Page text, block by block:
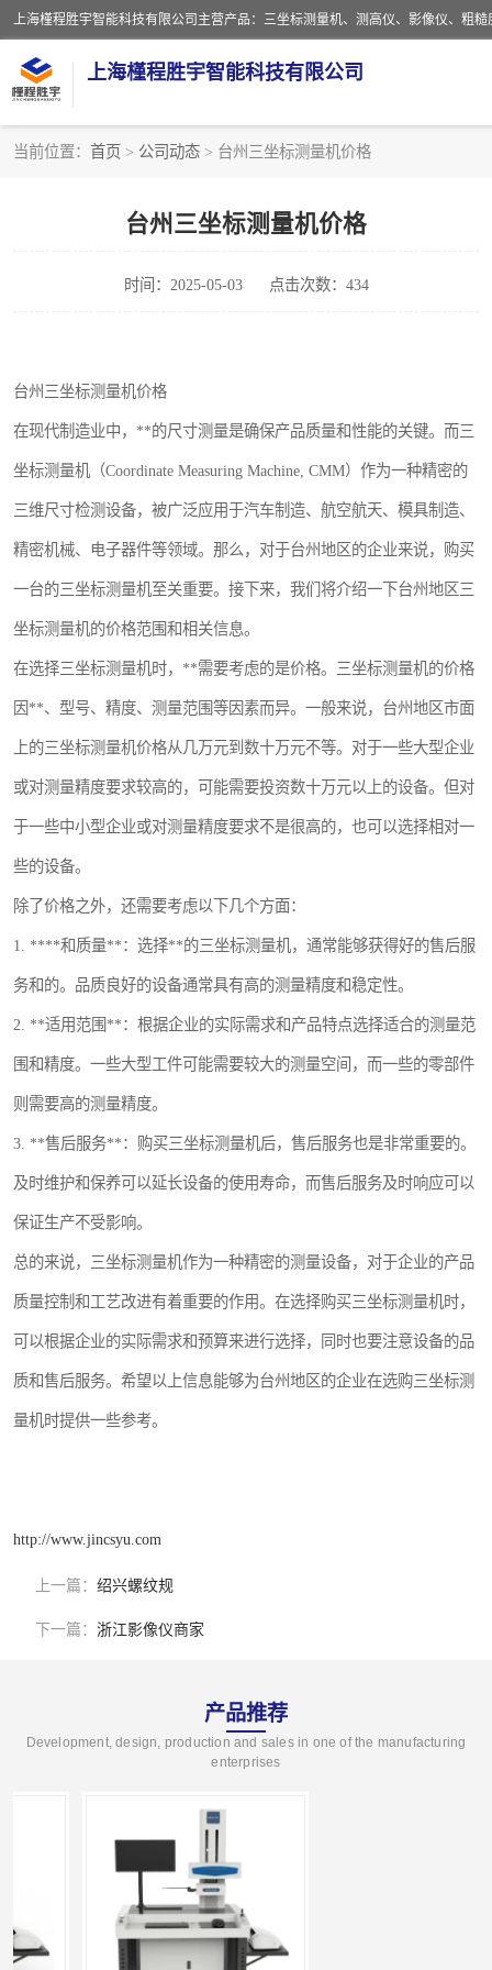
上海槿程胜宇智能科技有限公司
当前位置： 首页 > 公司动态 > 台州三坐标测量机价格
台州三坐标测量机价格
时间：2025-05-03 点击次数：434
台州三坐标测量机价格
在现代制造业中，**的尺寸测量是确保产品质量和性能的关键。而三
坐标测量机（Coordinate Measuring Machine, CMM）作为一种精密的
三维尺寸检测设备，被广泛应用于汽车制造、航空航天、模具制造、
精密机械、电子器件等领域。那么，对于台州地区的企业来说，购买
一台的三坐标测量机至关重要。接下来，我们将介绍一下台州地区三
坐标测量机的价格范围和相关信息。
在选择三坐标测量机时，**需要考虑的是价格。三坐标测量机的价格
因**、型号、精度、测量范围等因素而异。一般来说，台州地区市面
上的三坐标测量机价格从几万元到数十万元不等。对于一些大型企业
或对测量精度要求较高的，可能需要投资数十万元以上的设备。但对
于一些中小型企业或对测量精度要求不是很高的，也可以选择相对一
些的设备。
除了价格之外，还需要考虑以下几个方面：
1. ****和质量**：选择**的三坐标测量机，通常能够获得好的售后服
务和的。品质良好的设备通常具有高的测量精度和稳定性。
2. **适用范围**：根据企业的实际需求和产品特点选择适合的测量范
围和精度。一些大型工件可能需要较大的测量空间，而一些的零部件
则需要高的测量精度。
3. **售后服务**：购买三坐标测量机后，售后服务也是非常重要的。
及时维护和保养可以延长设备的使用寿命，而售后服务及时响应可以
保证生产不受影响。
总的来说，三坐标测量机作为一种精密的测量设备，对于企业的产品
质量控制和工艺改进有着重要的作用。在选择购买三坐标测量机时，
可以根据企业的实际需求和预算来进行选择，同时也要注意设备的品
质和售后服务。希望以上信息能够为台州地区的企业在选购三坐标测
量机时提供一些参考。
http://www.jincsyu.com
上一篇： 绍兴螺纹规
下一篇： 浙江影像仪商家
产品推荐
Development, design, production and sales in one of the manufacturing
enterprises
三坐标测量仪
洛氏硬度计
布洛维硬度计
镶嵌机
三坐标夹具
测针
螺纹规